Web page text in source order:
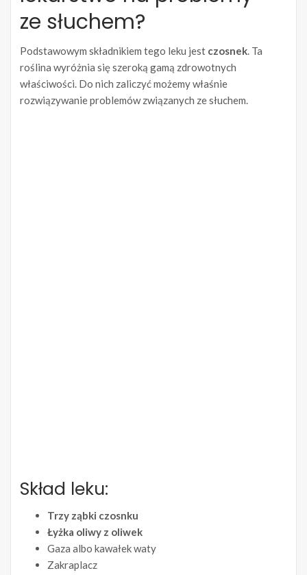
ze słuchem?
Podstawowym składnikiem tego leku jest czosnek. Ta
roślina wyróżnia się szeroką gamą zdrowotnych
właściwości. Do nich zaliczyć możemy właśnie
rozwiązywanie problemów związanych ze słuchem.
Skład leku:
Trzy ząbki czosnku
Łyżka oliwy z oliwek
Gaza albo kawałek waty
Zakraplacz